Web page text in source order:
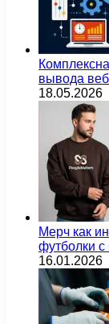
вывода
18.05.2026
Мерч как
футболки
16.01.2026